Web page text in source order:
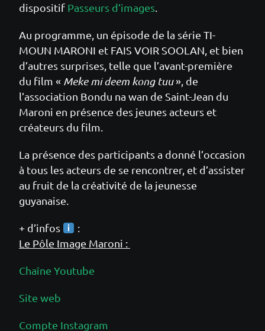
dispositif Passeurs d’images
Au programme, un épisode de la série TI-
MOUN MARONI et FAIS VOIR SOOLAN, et bien
d’autres surprises, telle que l’avant-première
du film « Meke mi deem kong tuu», de
l’association Bondu na wan de Saint-Jean du
Maroni en présence des jeunes acteurs et
créateurs du film.
La présence des participants a donné l’occasion
à tous les acteurs de se rencontrer, et d’assister
au fruit de la créativité de la jeunesse
guyanaise.
+ d’infos
:
Le Pôle Image Maroni :
Chaîne Youtube
Site web
Compte Instagram